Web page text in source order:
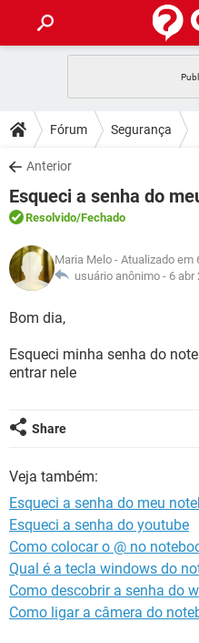
CELULAR
OUTLOOK
INSTAGRAM
GUIA DE COMPRAS
DICAS
JOGOS
OUTLOOK
INSTAGRAM
GUIA DE COMPRAS
DOWNLOADS
JOGOS
CELULAR
OUTLOOK
INSTAGRAM
GUIA DE COMPRAS
FÓRUM
JOGOS
CELULAR
GUIA DE COMPRAS
GLOSSÁRIO
JOGOS
CELULAR
OUTLOOK
Fórum Segurança
Anterior
Esqueci a senha do
Resolvido/Fechado
Maria Melo - Atualizado em
usuário anônimo - 6 abr
Bom dia,
Esqueci minha senha do
entrar nele
Share
Veja também:
Esqueci a senha do meu
Esqueci a senha do youtube
Como colocar o @ no
Qual é a tecla windows do
Como descobrir a senha do
Como ligar a câmera do